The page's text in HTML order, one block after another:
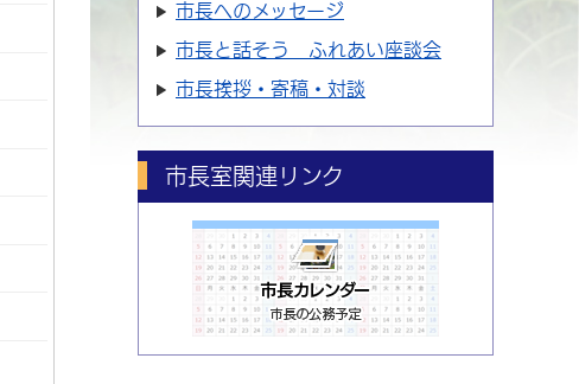
市長へのメッセージ
市長と話そう ふれあい座談会
市長挨拶・寄稿・対談
市長室関連リンク